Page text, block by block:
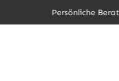
Persönliche